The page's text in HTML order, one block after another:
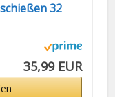
32
35,99 EUR